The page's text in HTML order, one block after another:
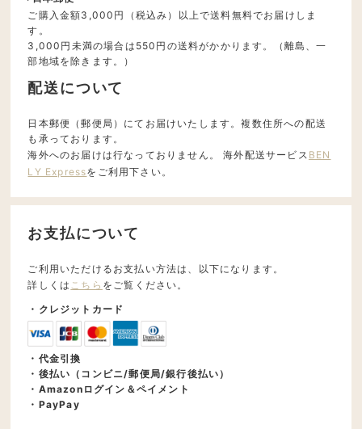
ご購入金額3,000円（税込み）以上で送料無料でお届けしま
す。
3,000円未満の場合は550円の送料がかかります。（離島、一
部地域を除きます。）
配送について
日本郵便（郵便局）にてお届けいたします。複数住所への配送
も承っております。
海外へのお届けは行なっておりません。 海外配送サービス BEN
LY Expressをご利用下さい。
お支払について
ご利用いただけるお支払い方法は、以下になります。
詳しくは こちら をご覧ください。
・クレジットカード
・代金引換
・後払い（コンビニ/郵便局/銀行後払い）
・Amazonログイン＆ペイメント
・PayPay